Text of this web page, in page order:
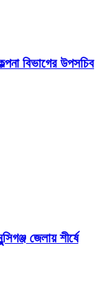
বিভাগের উপসচিব
জেলায় শীর্ষে